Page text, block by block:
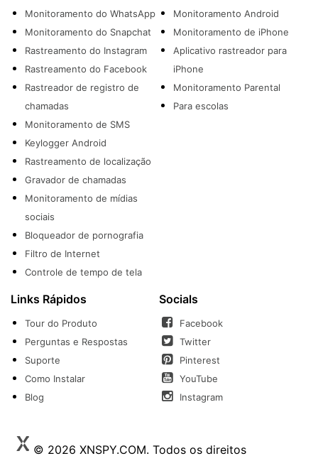
Monitoramento do WhatsApp
Monitoramento do Snapchat
Rastreamento do Instagram
Rastreamento do Facebook
Rastreador de registro de
chamadas
Monitoramento de SMS
Keylogger Android
Rastreamento de localização
Gravador de chamadas
Monitoramento de mídias
sociais
Bloqueador de pornografia
Filtro de Internet
Controle de tempo de tela
Monitoramento Android
Monitoramento de iPhone
Aplicativo rastreador para
iPhone
Monitoramento Parental
Para escolas
Links Rápidos
Tour do Produto
Perguntas e Respostas
Suporte
Como Instalar
Blog
Socials
Facebook
Twitter
Pinterest
YouTube
Instagram
© 2026 XNSPY.COM. Todos os direitos